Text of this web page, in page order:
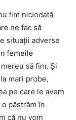
fim niciodată
ne fac să
situații adverse
femeile
să fim. Și
mari probe,
pe care le avem
păstrăm în
că nu vom